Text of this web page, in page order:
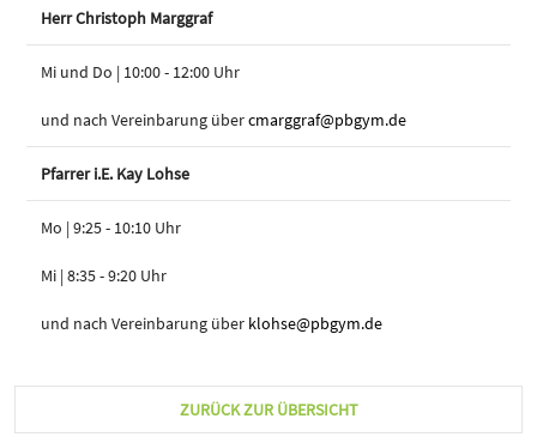
Herr Christoph Marggraf
Mi und Do | 10:00 - 12:00 Uhr
und nach Vereinbarung übercmarggraf@pbgym.de
Pfarrer i.E. Kay Lohse
Mo | 9:25 - 10:10 Uhr
Mi | 8:35 - 9:20 Uhr
und nach Vereinbarung über klohse@pbgym.de
ZURÜCK ZUR ÜBERSICHT